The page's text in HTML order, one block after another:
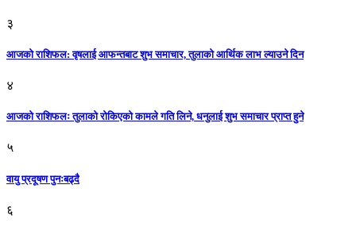
३
आजकाे राशिफल: वृषलाई आफन्तबाट शुभ समाचार, तुलाकाे आर्थिक लाभ ल्याउने दिन
४
आजको राशिफलः तुलाकाे रोकिएको कामले गति लिने, धनुलाई शुभ समाचार प्राप्त हुने
५
वायु प्रदूषण पुनःबढ्दै
६